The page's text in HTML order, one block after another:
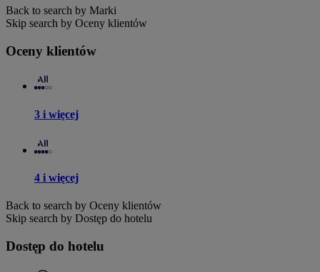
Back to search by Marki
Skip search by Oceny klientów
Oceny klientów
3 i więcej
4 i więcej
Back to search by Oceny klientów
Skip search by Dostęp do hotelu
Dostęp do hotelu